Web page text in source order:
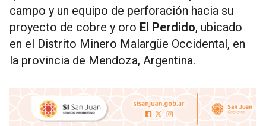
campo y un equipo de perforación hacia su
proyecto de cobre y oro El Perdido, ubicado
en el Distrito Minero Malargüe Occidental, en
la provincia de Mendoza, Argentina.